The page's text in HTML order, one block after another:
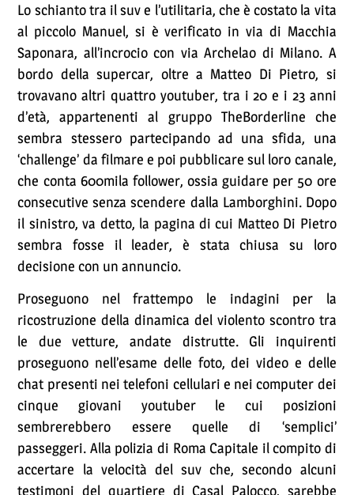
Lo schianto tra il suv e l’utilitaria, che è costato la vita
al piccolo Manuel, si è verificato in via di Macchia
Saponara, all’incrocio con via Archelao di Milano. A
bordo della supercar, oltre a Matteo Di Pietro, si
trovavano altri quattro youtuber, tra i 20 e i 23 anni
d’età, appartenenti al gruppo TheBorderline che
sembra stessero partecipando ad una sfida, una
‘challenge’ da filmare e poi pubblicare sul loro canale,
che conta 600mila follower, ossia guidare per 50 ore
consecutive senza scendere dalla Lamborghini. Dopo
il sinistro, va detto, la pagina di cui Matteo Di Pietro
sembra fosse il leader, è stata chiusa su loro
decisione con un annuncio.
Proseguono nel frattempo le indagini per la
ricostruzione della dinamica del violento scontro tra
le due vetture, andate distrutte. Gli inquirenti
proseguono nell’esame delle foto, dei video e delle
chat presenti nei telefoni cellulari e nei computer dei
cinque giovani youtuber le cui posizioni
sembrerebbero essere quelle di ‘semplici’
passeggeri. Alla polizia di Roma Capitale il compito di
accertare la velocità del suv che, secondo alcuni
testimoni del quartiere di Casal Palocco, sarebbe